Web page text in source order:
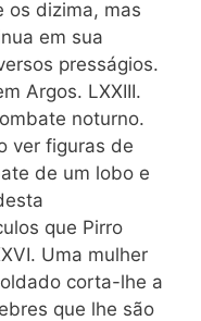
os dizima, mas
em sua
presságios.
Argos. LXXIII.
noturno.
ver figuras de
de um lobo e
que Pirro
Uma mulher
corta-lhe a
que lhe são